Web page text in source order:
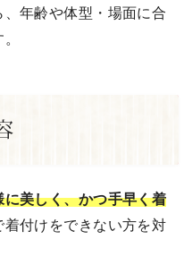
年齢や体型・場面に合
美しく、かつ手早く着
着付けをできない方を対